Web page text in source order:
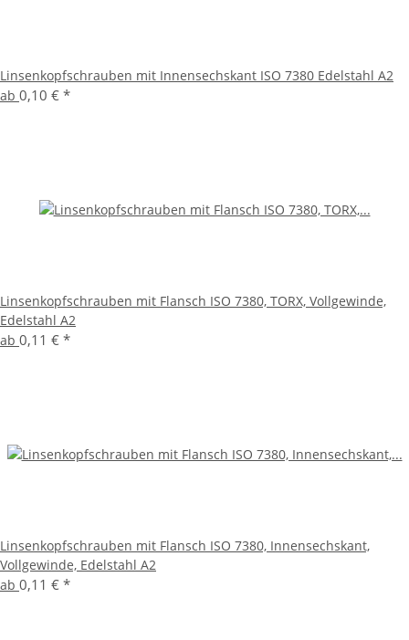
Linsenkopfschrauben mit Innensechskant ISO 7380 Edelstahl A2
ab 0,10 € *
Linsenkopfschrauben mit Flansch ISO 7380, TORX, Vollgewinde,
Edelstahl A2
ab 0,11 € *
Linsenkopfschrauben mit Flansch ISO 7380, Innensechskant,
Vollgewinde, Edelstahl A2
ab 0,11 € *